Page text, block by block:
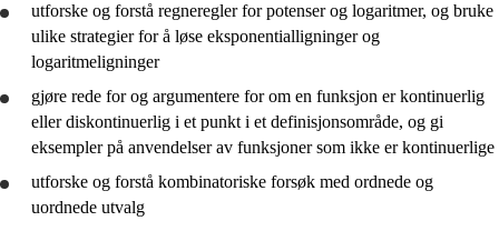
utforske og forstå regneregler for potenser og logaritmer, og bruke
ulike strategier for å løse eksponentialligninger og
logaritmeligninger
gjøre rede forog argumentere for om en funksjon er kontinuerlig
eller diskontinuerlig i et punkt i et definisjonsområde, og gi
eksempler på anvendelser av funksjoner som ikke er kontinuerlige
utforske og forstå kombinatoriske forsøk med ordnede og
uordnede utvalg